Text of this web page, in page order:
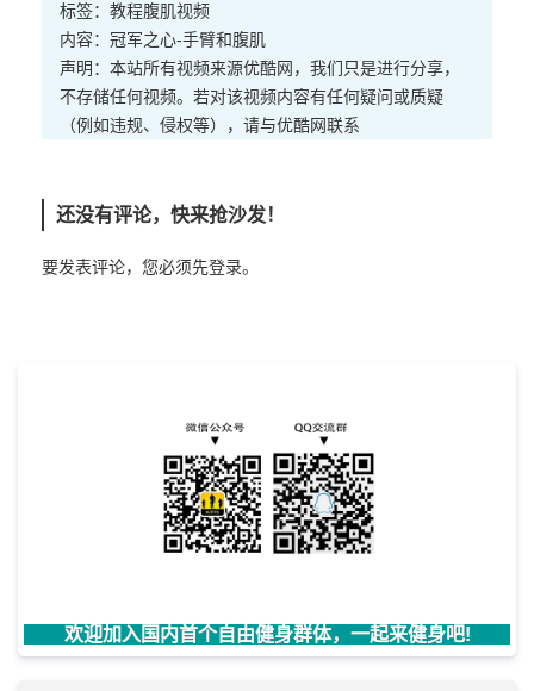
标签： 教程腹肌视频
内容：冠军之心-手臂和腹肌
声明：本站所有视频来源优酷网，我们只是进行分享，
不存储任何视频。若对该视频内容有任何疑问或质疑
（例如违规、侵权等），请与优酷网联系
还没有评论，快来抢沙发！
要发表评论，您必须先登录。
欢迎加入国内首个自由健身群体，一起来健身吧!